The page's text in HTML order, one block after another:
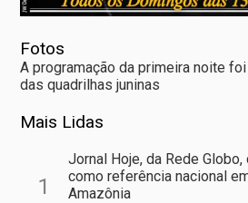
Fotos
A programação da primeira noite
das quadrilhas juninas
Mais Lidas
1
Jornal Hoje, da Rede
como referência nacional
Amazônia